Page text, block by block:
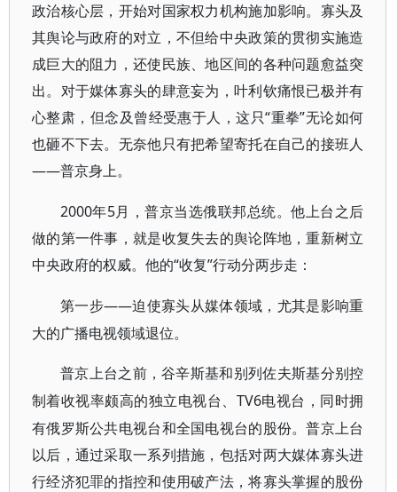
政治核心层，开始对国家权力机构施加影响。寡头及
其舆论与政府的对立，不但给中央政策的贯彻实施造
成巨大的阻力，还使民族、地区间的各种问题愈益突
出。对于媒体寡头的肆意妄为，叶利钦痛恨已极并有
心整肃，但念及曾经受惠于人，这只“重拳”无论如何
也砸不下去。无奈他只有把希望寄托在自己的接班人
——普京身上。
2000年5月，普京当选俄联邦总统。他上台之后
做的第一件事，就是收复失去的舆论阵地，重新树立
中央政府的权威。他的“收复”行动分两步走：
第一步——迫使寡头从媒体领域，尤其是影响重
大的广播电视领域退位。
普京上台之前，谷辛斯基和别列佐夫斯基分别控
制着收视率颇高的独立电视台、 TV6电视台，同时拥
有俄罗斯公共电视台和全国电视台的股份。普京上台
以后，通过采取一系列措施，包括对两大媒体寡头进
行经济犯罪的指控和使用破产法，将寡头掌握的股份